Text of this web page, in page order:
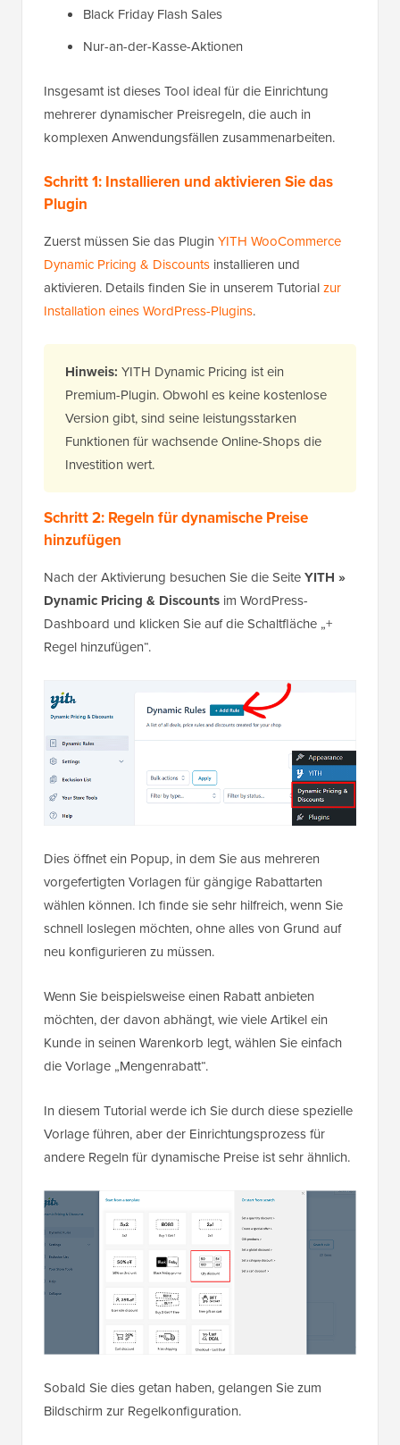
Black Friday Flash Sales
Nur-an-der-Kasse-Aktionen
Insgesamt ist dieses Tool ideal für die Einrichtung
mehrerer dynamischer Preisregeln, die auch in
komplexen Anwendungsfällen zusammenarbeiten.
Schritt 1: Installieren und aktivieren Sie das
Plugin
Zuerst müssen Sie das Plugin YITH WooCommerce
Dynamic Pricing & Discounts installieren und
aktivieren. Details finden Sie in unserem Tutorialzur
Installation eines WordPress-Plugins.
Hinweis: YITH Dynamic Pricing ist ein
Premium-Plugin. Obwohl es keine kostenlose
Version gibt, sind seine leistungsstarken
Funktionen für wachsende Online-Shops die
Investition wert.
Schritt 2: Regeln für dynamische Preise
hinzufügen
Nach der Aktivierung besuchen Sie die SeiteYITH »
Dynamic Pricing & Discounts im WordPress-
Dashboard und klicken Sie auf die Schaltfläche „+
Regel hinzufügen“.
Dies öffnet ein Popup, in dem Sie aus mehreren
vorgefertigten Vorlagen für gängige Rabattarten
wählen können. Ich finde sie sehr hilfreich, wenn Sie
schnell loslegen möchten, ohne alles von Grund auf
neu konfigurieren zu müssen.
Wenn Sie beispielsweise einen Rabatt anbieten
möchten, der davon abhängt, wie viele Artikel ein
Kunde in seinen Warenkorb legt, wählen Sie einfach
die Vorlage „Mengenrabatt“.
In diesem Tutorial werde ich Sie durch diese spezielle
Vorlage führen, aber der Einrichtungsprozess für
andere Regeln für dynamische Preise ist sehr ähnlich.
Sobald Sie dies getan haben, gelangen Sie zum
Bildschirm zur Regelkonfiguration.